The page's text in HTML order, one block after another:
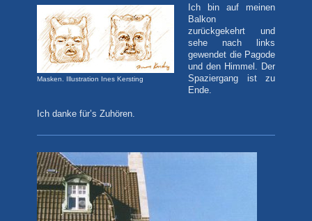
Masken. Illustration Ines Kersting
Ich bin auf meinen
Balkon
zurückgekehrt und
sehe nach links
gewendet die Pagode
und den Himmel. Der
Spaziergang ist zu
Ende.
Ich danke für’s Zuhören.